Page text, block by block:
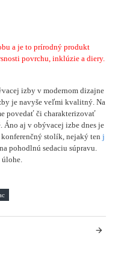
a je to prírodný produkt
povrchu, inklúzie a diery.
izby v modernom dizajne
je navyše veľmi kvalitný. Na
povedať či charakterizovať
Áno aj v obývacej izbe dnes je
stolík, nejaký ten j
pohodlnú sedaciu súpravu.
úlohe.